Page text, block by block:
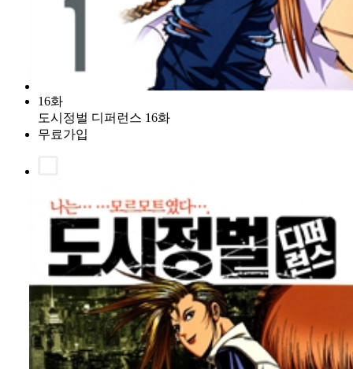
16화
도시정벌 디퍼런스 16화
무료가입